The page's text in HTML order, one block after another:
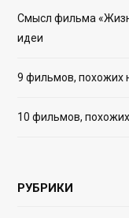
Смысл фильма
идеи
9 фильмов, похожих
10 фильмов,
РУБРИКИ